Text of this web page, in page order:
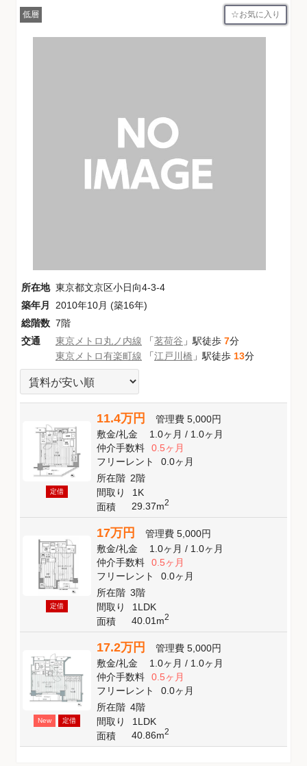
低層 お気に入り
所在地 東京都文京区小日向4-3-4
築年月
2010年10月 (築16年)
総階数 7階
交通
東京メトロ丸ノ内線 「茗荷谷 」駅徒歩 7分
東京メトロ有楽町線 「江戸川橋 」駅徒歩 13分
定借
11.4万円 管理費 5,000円
敷金/礼金 1.0ヶ月/ 1.0ヶ月
仲介手数料
0.5ヶ月
フリーレント
0.0ヶ月
所在階 2階
間取り
1K
面積
29.37m2
定借
17万円 管理費 5,000円
敷金/礼金 1.0ヶ月/ 1.0ヶ月
仲介手数料
0.5ヶ月
フリーレント
0.0ヶ月
所在階 3階
間取り
1LDK
面積
40.01m2
New 定借
17.2万円 管理費 5,000円
敷金/礼金 1.0ヶ月/ 1.0ヶ月
仲介手数料
0.5ヶ月
フリーレント
0.0ヶ月
所在階 4階
間取り
1LDK
面積
40.86m2